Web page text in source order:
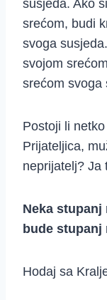
susjeda. Ako si
srećom, budi
svoga
svojom
srećom svoga
Postoji li
Prijateljica,
neprijatelj? Ja
Neka
bude stupanj
Hodaj sa